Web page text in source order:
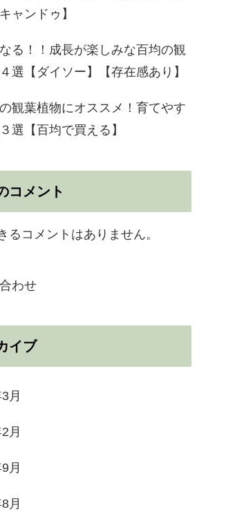
ャンドゥ】
る！！成長が楽しみな百均の観
選【ダイソー】【存在感あり】
観葉植物にオススメ！育てやす
選【百均で買える】
コメント
るコメントはありません。
わせ
イブ
月
月
月
月